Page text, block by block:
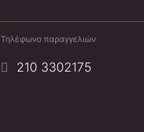
Τηλέφωνο παραγγελιών
210 3302175